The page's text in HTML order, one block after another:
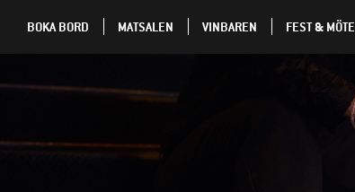
BOKA BORD MATSALEN VINBAREN FEST & MÖTE